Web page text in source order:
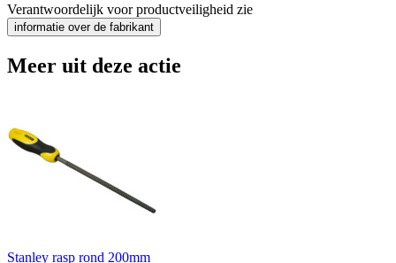
Verantwoordelijk voor productveiligheid zie
informatie over de fabrikant
Meer uit deze actie
Stanley rasp rond 200mm